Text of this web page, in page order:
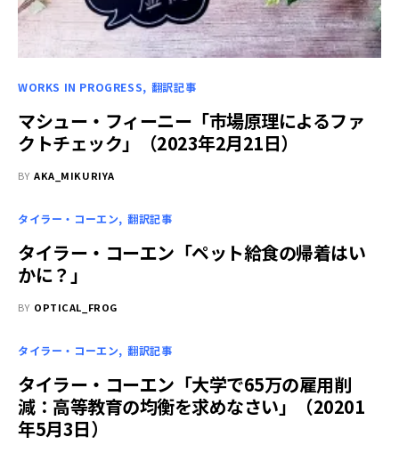
WORKS IN PROGRESS 翻訳記事
マシュー・フィーニー「市場原理によるファ
クトチェック」（2023年2月21日）
BY AKA_MIKURIYA
タイラー・コーエン 翻訳記事
タイラー・コーエン「ペット給食の帰着はい
かに？」
BY OPTICAL_FROG
タイラー・コーエン 翻訳記事
タイラー・コーエン「大学で65万の雇用削
減：高等教育の均衡を求めなさい」（20201
年5月3日）